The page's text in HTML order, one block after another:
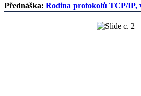
Přednáška: Rodina protokolů TCP/IP,